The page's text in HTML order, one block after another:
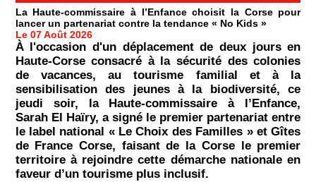
La Haute-commissaire à l’Enfance choisit la Corse pour
lancer un partenariat contre la tendance « No Kids »
Le 07 Août 2026
À l'occasion d'un déplacement de deux jours en
Haute-Corse consacré à la sécurité des colonies
de vacances, au tourisme familial et à la
sensibilisation des jeunes à la biodiversité, ce
jeudi soir, la Haute-commissaire à l’Enfance,
Sarah El Haïry, a signé le premier partenariat entre
le label national « Le Choix des Familles » et Gîtes
de France Corse, faisant de la Corse le premier
territoire à rejoindre cette démarche nationale en
faveur d’un tourisme plus inclusif.